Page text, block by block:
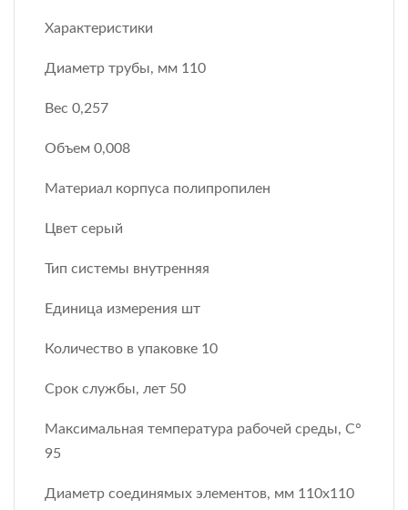
Характеристики
Диаметр трубы, мм 110
Вес 0,257
Объем 0,008
Материал корпуса полипропилен
Цвет серый
Тип системы внутренняя
Единица измерения шт
Количество в упаковке 10
Срок службы, лет 50
Максимальная температура рабочей среды, С°
95
Диаметр соединямых элементов, мм 110х110